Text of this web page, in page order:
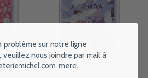
problème sur notre ligne
veuillez nous joindre par mail à
, merci.